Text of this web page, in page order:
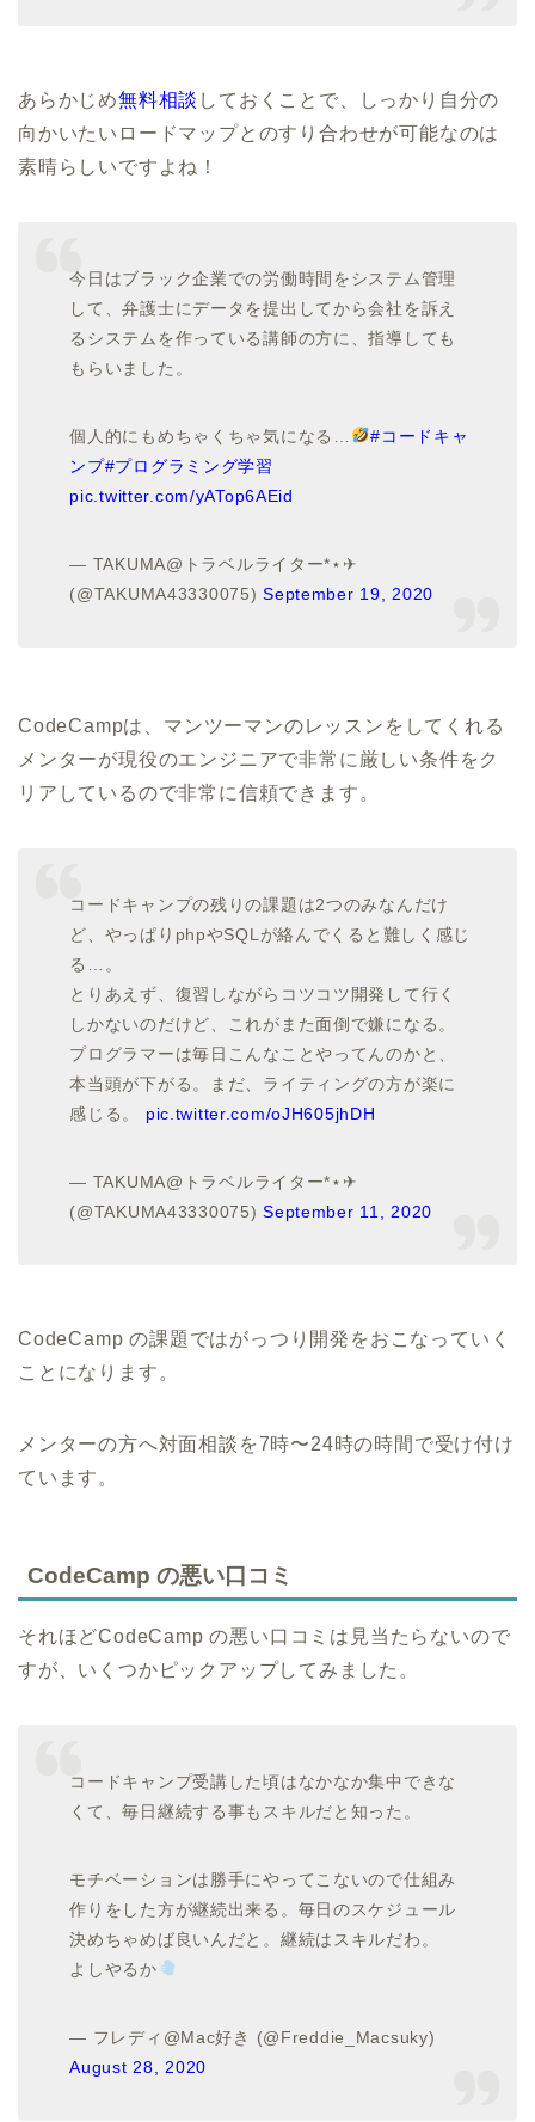
あらかじめ無料相談 しておくことで、しっかり自分の
向かいたいロードマップとのすり合わせが可能なのは
素晴らしいですよね！
今日はブラック企業での労働時間をシステム管理
して、弁護士にデータを提出してから会社を訴え
るシステムを作っている講師の方に、指導しても
もらいました。
個人的にもめちゃくちゃ気になる…
#コードキャ
ンプ#プログラミング学習
pic.twitter.com/yATop6AEid
— TAKUMA@トラベルライター*⋆✈
(@TAKUMA43330075)September 19, 2020
CodeCampは、マンツーマンのレッスンをしてくれる
メンターが現役のエンジニアで非常に厳しい条件をク
リアしているので非常に信頼できます。
コードキャンプの残りの課題は2つのみなんだけ
ど、やっぱりphpやSQLが絡んでくると難しく感じ
る…。
とりあえず、復習しながらコツコツ開発して行く
しかないのだけど、これがまた面倒で嫌になる。
プログラマーは毎日こんなことやってんのかと、
本当頭が下がる。まだ、ライティングの方が楽に
感じる。 pic.twitter.com/oJH605jhDH
— TAKUMA@トラベルライター*⋆✈
(@TAKUMA43330075)September 11, 2020
CodeCamp の課題ではがっつり開発をおこなっていく
ことになります。
メンターの方へ対面相談を7時〜24時の時間で受け付け
ています。
CodeCamp の悪い口コミ
それほどCodeCamp の悪い口コミは見当たらないので
すが、いくつかピックアップしてみました。
コードキャンプ受講した頃はなかなか集中できな
くて、毎日継続する事もスキルだと知った。
モチベーションは勝手にやってこないので仕組み
作りをした方が継続出来る。毎日のスケジュール
決めちゃめば良いんだと。継続はスキルだわ。
よしやるか
— フレディ@Mac好き (@Freddie_Macsuky)
August 28, 2020